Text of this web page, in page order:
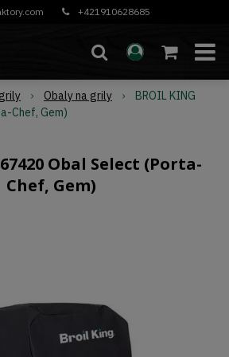
+421910628685
Obaly na grily
BROIL KING
Chef, Gem)
Obal Select (Porta-
Chef, Gem)